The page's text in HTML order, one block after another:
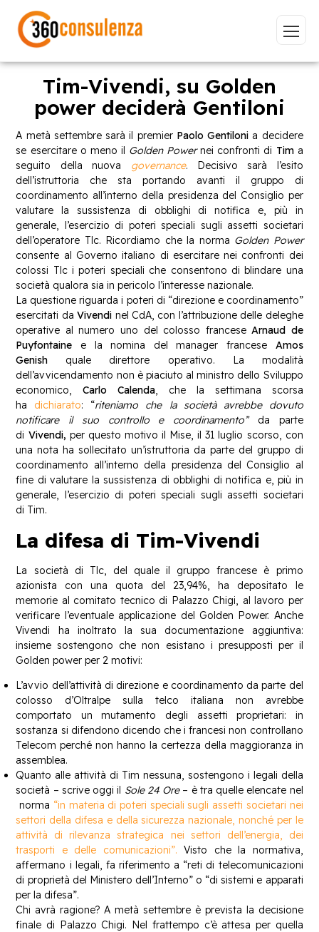
Vai
GDPR NIS2 Bandi ISO 27001
Sviluppo software BeeProd
Inizia a digitare per visualizzare le pagine consigliate.
Tim-Vivendi, su Golden
power deciderà Gentiloni
A metà settembre sarà il premier Paolo Gentiloni a decidere
se esercitare o meno il Golden Powernei confronti di Tima
seguito della nuova governance. Decisivo sarà l’esito
dell’istruttoria che sta portando avanti il gruppo di
coordinamento all’interno della presidenza del Consiglio per
valutare la sussistenza di obblighi di notifica e, più in
generale, l’esercizio di poteri speciali sugli assetti societari
dell’operatore Tlc. Ricordiamo che la norma Golden Power
consente al Governo italiano di esercitare nei confronti dei
colossi Tlc i poteri speciali che consentono di blindare una
società qualora sia in pericolo l’interesse nazionale.
La questione riguarda i poteri di “direzione e coordinamento”
esercitati daVivendi nel CdA, con l’attribuzione delle deleghe
operative al numero uno del colosso franceseArnaud de
Puyfontaine e la nomina del manager francese Amos
Genish quale direttore operativo. La modalità
dell’avvicendamento non è piaciuto al ministro dello Sviluppo
economico,Carlo Calenda, che la settimana scorsa
ha dichiarato: “riteniamo che la società avrebbe dovuto
notificare il suo controllo e coordinamento” da parte
di Vivendi, per questo motivo il Mise, il 31 luglio scorso, con
una nota ha sollecitato un’istruttoria da parte del gruppo di
coordinamento all’interno della presidenza del Consiglio al
fine di valutare la sussistenza di obblighi di notifica e, più in
generale, l’esercizio di poteri speciali sugli assetti societari
di Tim.
La difesa di Tim-Vivendi
La società di Tlc, del quale il gruppo francese è primo
azionista con una quota del 23,94%, ha depositato le
memorie al comitato tecnico di Palazzo Chigi, al lavoro per
verificare l’eventuale applicazione del Golden Power. Anche
Vivendi ha inoltrato la sua documentazione aggiuntiva:
insieme sostengono che non esistano i presupposti per il
Golden power per 2 motivi:
L’avvio dell’attività di direzione e coordinamento da parte del
colosso d’Oltralpe sulla telco italiana non avrebbe
comportato un mutamento degli assetti proprietari: in
sostanza si difendono dicendo che i francesi non controllano
Telecom perché non hanno la certezza della maggioranza in
assemblea.
Quanto alle attività di Tim nessuna, sostengono i legali della
società – scrive oggi il Sole 24 Ore– è tra quelle elencate nel
norma “in materia di poteri speciali sugli assetti societari nei
settori della difesa e della sicurezza nazionale, nonché per le
attività di rilevanza strategica nei settori dell’energia, dei
trasporti e delle comunicazioni”. Visto che la normativa,
affermano i legali, fa riferimento a “reti di telecomunicazioni
di proprietà del Ministero dell’Interno” o “di sistemi e apparati
per la difesa”.
Chi avrà ragione? A metà settembre è prevista la decisione
finale di Palazzo Chigi. Nel frattempo c’è attesa per quella